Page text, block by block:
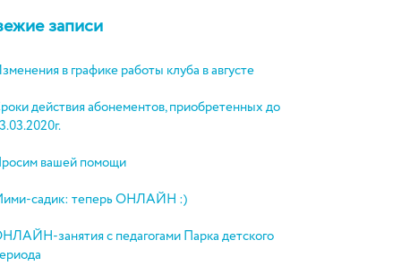
записи
в графике работы клуба в августе
действия абонементов, приобретенных до
вашей помощи
садик: теперь ОНЛАЙН :)
занятия с педагогами Парка детского